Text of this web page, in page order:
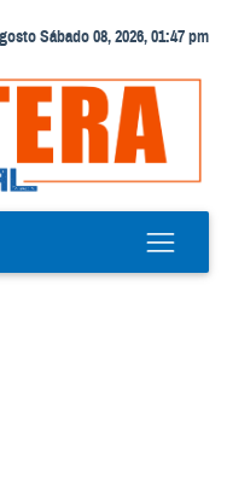
Sábado 08, 2026, 01:47 pm